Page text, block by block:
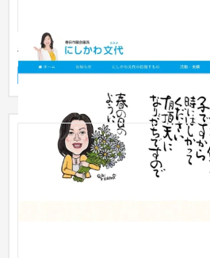
春日市市議会議員 西川文代さま
ランディングページ 人材 〜30万円